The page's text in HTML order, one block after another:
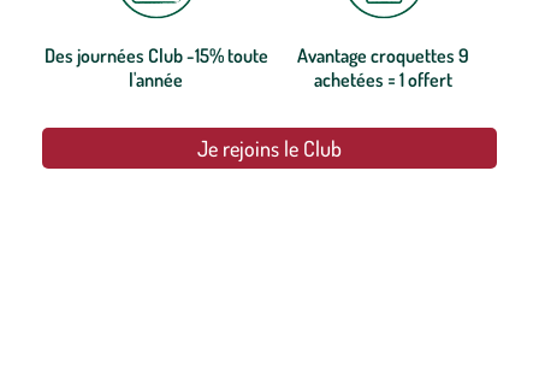
Des journées Club -15% toute
l'année
Avantage croquettes 9
achetées = 1 offert
Je rejoins le Club